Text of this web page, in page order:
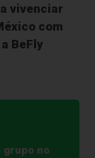
vivenciar
com
BeFly
grupo no